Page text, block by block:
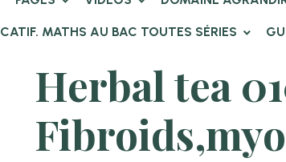
MATHS AU BAC TOUTES SÉRIES
Herbal tea